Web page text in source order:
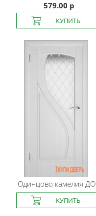
579.00 р
Одинцово камелия ДО